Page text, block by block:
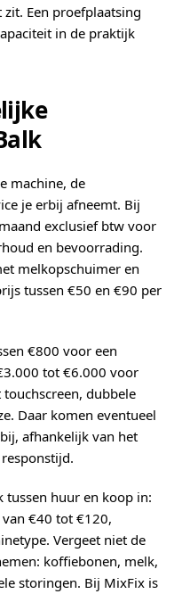
Een proefplaatsing
in de praktijk
machine, de
je erbij afneemt. Bij
exclusief btw voor
en bevoorrading.
melkopschuimer en
tussen €50 en €90 per
€800 voor een
tot €6.000 voor
dubbele
Daar komen eventueel
afhankelijk van het
tussen huur en koop in:
€40 tot €120,
Vergeet niet de
koffiebonen, melk,
storingen. Bij MixFix is